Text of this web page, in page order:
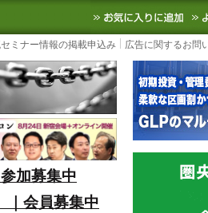
イト
SCMなど国内外の最新の物流ニ
ミナー情報の掲載申込み 広告に関するお問
加募集中
｜会員募集中